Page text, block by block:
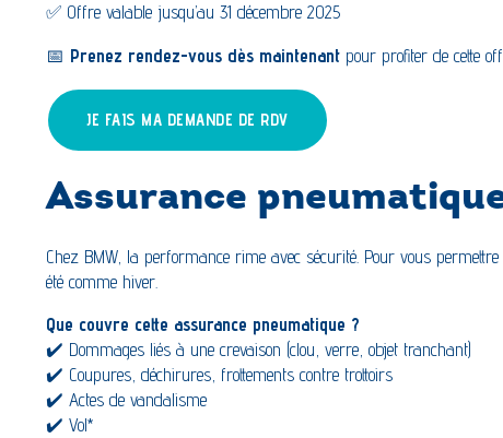
✅ Offre valable jusqu’au 31 décembre 2025
📅 Prenez rendez-vous dès maintenant pour profiter de cette
JE FAIS MA DEMANDE DE RDV
Assurance
Chez BMW, la performance rime avec sécurité. Pour vous
été comme hiver.
Que couvre cette assurance pneumatique ?
✔️ Dommages liés à une crevaison (clou, verre, objet tranchant)
✔️ Coupures, déchirures, frottements contre trottoirs
✔️ Actes de vandalisme
✔️ Vol*